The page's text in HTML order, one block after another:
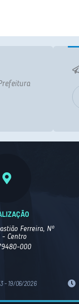
Ferreira, Nº
Centro
000
- 19/06/2026